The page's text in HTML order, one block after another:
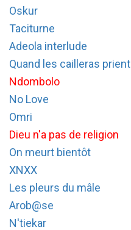
Oskur
Taciturne
Adeola interlude
Quand les cailleras prient
Ndombolo
No Love
Omri
Dieu n'a pas de religion
On meurt bientôt
XNXX
Les pleurs du mâle
Arob@se
N'tiekar